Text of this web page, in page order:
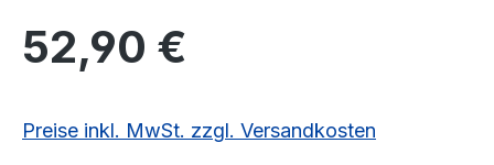
Regulärer Preis:
52,90 €
Preise inkl. MwSt. zzgl. Versandkosten